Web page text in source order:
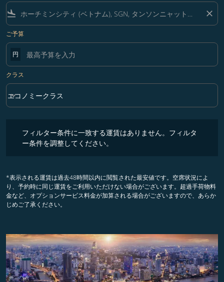
flight_land close
ご予算
円
クラス
クラス option エコノミークラス Selected
エコノミークラス
keyboard_arrow_down
フィルター条件に一致する運賃はありません。フィルタ
ー条件を調整してください。
*表示される運賃は過去48時間以内に閲覧された最安値です。空席状況によ
り、予約時に同じ運賃をご利用いただけない場合がございます。超過手荷物料
金など、オプションサービス料金が加算される場合がございますので、あらか
じめご了承ください。